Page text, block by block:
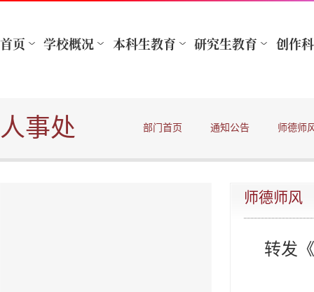
人事处 部门首页 通知公告 师德师
师德师风
转发